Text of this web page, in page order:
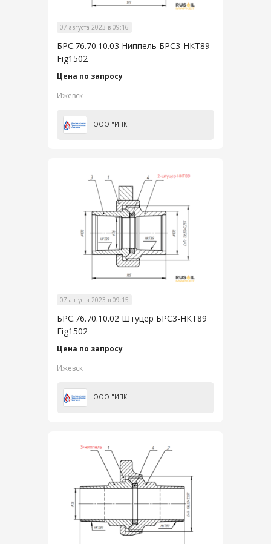
07 августа 2023 в 09:16
БРС.76.70.10.03 Ниппель БРС3-НКТ89
Fig1502
Цена по запросу
Ижевск
ООО "ИПК"
07 августа 2023 в 09:15
БРС.76.70.10.02 Штуцер БРС3-НКТ89
Fig1502
Цена по запросу
Ижевск
ООО "ИПК"